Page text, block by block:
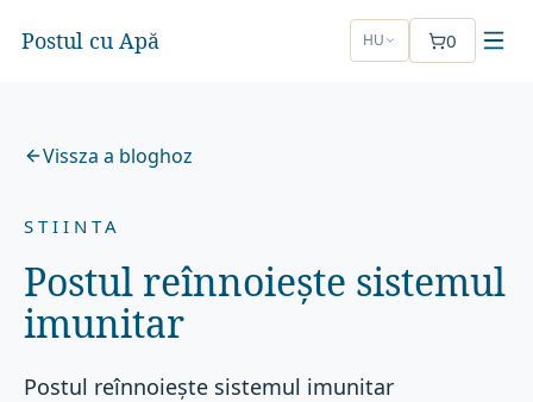
Postul cu Apă HU 0
Vissza a bloghoz
STIINTA
Postul reînnoiește sistemul
imunitar
Postul reînnoiește sistemul imunitar